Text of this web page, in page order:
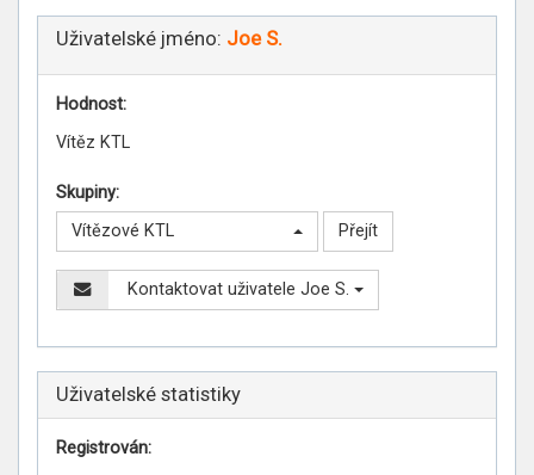
Uživatelské jméno: Joe S.
Hodnost:
Vítěz KTL
Skupiny:
Vítězové KTL
Kontaktovat uživatele Joe S.
Uživatelské statistiky
Registrován: